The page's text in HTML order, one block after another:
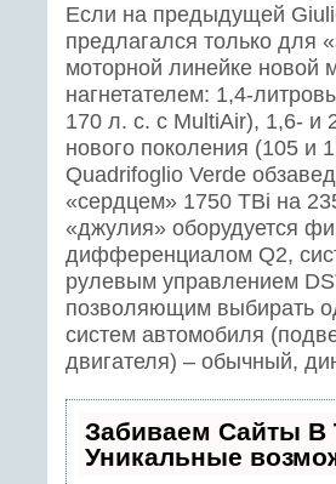
Если на предыдущей
предлагался только для
моторной линейке новой
нагнетателем: 1,4-
170 л. с. с MultiAir), 1,6- и
нового поколения (105 и
Quadrifoglio Verde
«сердцем» 1750 TBi на
«джулия» оборудуется
дифференциалом Q2,
рулевым управлением
позволяющим выбирать
систем автомобиля
двигателя) – обычный,
Забиваем Сайты
Уникальные